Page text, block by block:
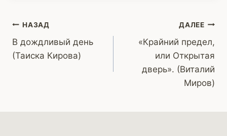
Навигация
по
записям
НАЗАД
В дождливый день
(Таиска Кирова)
ДАЛЕЕ
«Крайний предел,
или Открытая
дверь». (Виталий
Миров)